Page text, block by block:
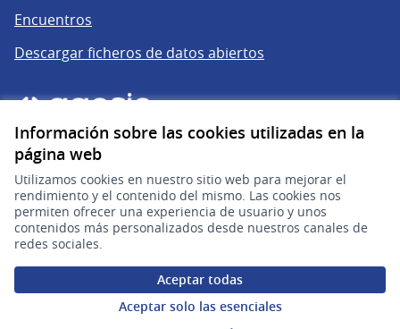
Información sobre las cookies utilizadas en la
página web
Utilizamos cookies en nuestro sitio web para mejorar el
rendimiento y el contenido del mismo. Las cookies nos
permiten ofrecer una experiencia de usuario y unos
contenidos más personalizados desde nuestros canales de
redes sociales.
Aceptar todas
Aceptar solo las esenciales
Encuentros
Descargar ficheros de datos abiertos
gub.uy
(Enlace externo)
Sitio oficial de la República Oriental del Uruguay
Configuración de cookies